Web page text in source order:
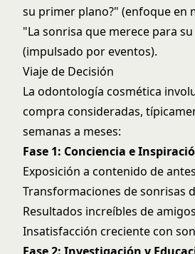
su primer plano?" (enfoque en
"La sonrisa que merece para
(impulsado por eventos).
Viaje de Decisión
La odontología cosmética
compra consideradas,
semanas a meses:
Fase 1: Conciencia e
Exposición a contenido de
Transformaciones de sonrisas
Resultados increíbles de amigos
Insatisfacción creciente con